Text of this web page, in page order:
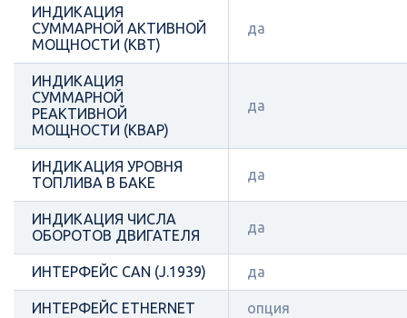
ИНДИКАЦИЯ
СУММАРНОЙ АКТИВНОЙ
МОЩНОСТИ (КВТ)
да
ИНДИКАЦИЯ
СУММАРНОЙ
РЕАКТИВНОЙ
МОЩНОСТИ (КВАР)
да
ИНДИКАЦИЯ УРОВНЯ
ТОПЛИВА В БАКЕ
да
ИНДИКАЦИЯ ЧИСЛА
ОБОРОТОВ ДВИГАТЕЛЯ
да
ИНТЕРФЕЙС CAN (J.1939) да
ИНТЕРФЕЙС ETHERNET опция